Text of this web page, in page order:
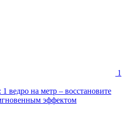
1
ведро на метр – восстановите
эффектом